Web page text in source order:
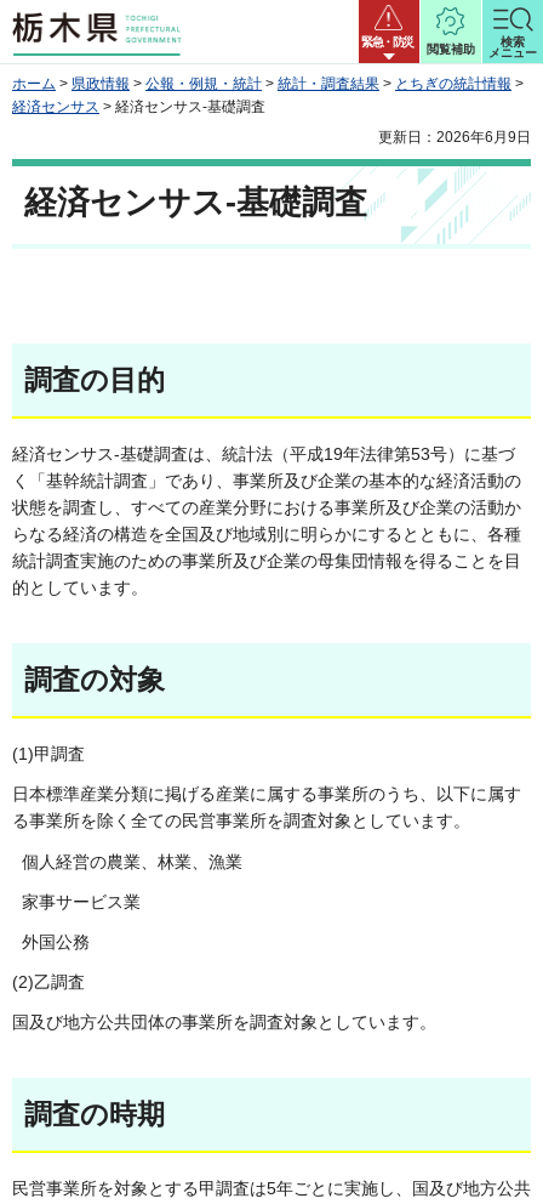
栃木県 緊急・防災
閲覧補助
検索
メニュー
ホーム > 県政情報 > 公報・例規・統計 > 統計・調査結果 > とちぎの統計情報 >
経済センサス > 経済センサス‐基礎調査
更新日：2026年6月9日
経済センサス‐基礎調査
調査の目的
経済センサス-基礎調査は、統計法（平成19年法律第53号）に基づ
く「基幹統計調査」であり、事業所及び企業の基本的な経済活動の
状態を調査し、すべての産業分野における事業所及び企業の活動か
らなる経済の構造を全国及び地域別に明らかにするとともに、各種
統計調査実施のための事業所及び企業の母集団情報を得ることを目
的としています。
調査の対象
(1)甲調査
日本標準産業分類に掲げる産業に属する事業所のうち、以下に属す
る事業所を除く全ての民営事業所を調査対象としています。
個人経営の農業、林業、漁業
家事サービス業
外国公務
(2)乙調査
国及び地方公共団体の事業所を調査対象としています。
調査の時期
民営事業所を対象とする甲調査は5年ごとに実施し、国及び地方公共